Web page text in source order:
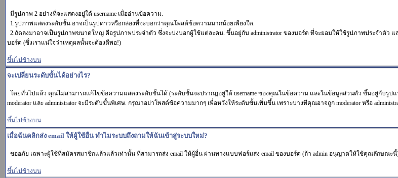
มีรูปภาพ 2 อย่างที่จะแสดงอยู่ใต้ username เมื่ออ่านข้อความ.
1.รูปภาพแสดงระดับขั้น อาจเป็นรูปดาวหรือกล่องที่จะบอกว่าคุณโพสต์ข้อความมากน้อยเพียงใด.
2.ถัดลงมาอาจเป็นรูปภาพขนาดใหญ่ คือรูปภาพประจำตัว ซึ่งจะบ่งบอกผู้ใช้แต่ละคน. ขึ้นอยู่กับ administrator ของบอร์ด ที่จะยอมให้ใช้รูปภาพประจำตัว
บอร์ด (ซึ่งเราแน่ใจว่าเหตุผลนั้นจะต้องดีพอ!)
ขึ้นไปข้างบน
จะเปลี่ยนระดับขั้นได้อย่างไร?
โดยทั่วไปแล้ว คุณไม่สามารถแก้ไขข้อความแสดงระดับขั้นได้ (ระดับขั้นจะปรากฏอยู่ใต้ username ของคุณในข้อความ และในข้อมูลส่วนตัว ขึ้นอยู่กับ
moderator และ administrator จะมีระดับขั้นพิเศษ. กรุณาอย่าโพสต์ข้อความมากๆ เพื่อหวังให้ระดับขั้นเพิ่มขึ้น เพราะบางทีคุณอาจถูก moderator หรือ
ขึ้นไปข้างบน
เมื่อฉันคลิกส่ง email ให้ผู้ใช้อื่น ทำไมระบบถึงถามให้ฉันเข้าสู่ระบบใหม่?
ขออภัย เฉพาะผู้ใช้ที่สมัครสมาชิกแล้วแล้วเท่านั้น ที่สามารถส่ง email ให้ผู้อื่น ผ่านทางแบบฟอร์มส่ง email ของบอร์ด (ถ้า admin อนุญาตให้ใช้คุณลักษณะนี้
ขึ้นไปข้างบน